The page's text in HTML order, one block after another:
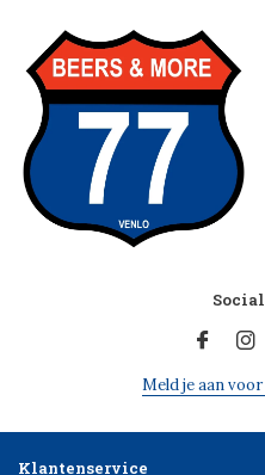
Meld je aan
Klantenservice